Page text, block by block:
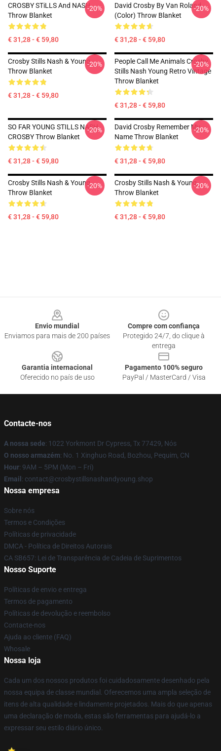
CROSBY STiLLS And NASH
Throw Blanket
€ 31,28 - € 59,80
-20%
David Crosby By Van Roland
(Color) Throw Blanket
€ 31,28 - € 59,80
-20%
Crosby Stills Nash & Young
Throw Blanket
€ 31,28 - € 59,80
-20%
People Call Me Animals Crosby
Stills Nash Young Retro Vintage
Throw Blanket
€ 31,28 - € 59,80
-20%
SO FAR YOUNG STILLS NASH
CROSBY Throw Blanket
€ 31,28 - € 59,80
-20%
David Crosby Remember My
Name Throw Blanket
€ 31,28 - € 59,80
-20%
Crosby Stills Nash & Young
Throw Blanket
€ 31,28 - € 59,80
-20%
Crosby Stills Nash & Young
Throw Blanket
€ 31,28 - € 59,80
-20%
Envio mundial
Enviamos para mais de 200 países
Compre com confiança
Protegido 24/7, do clique à
entrega
Garantia internacional
Oferecido no país de uso
Pagamento 100% seguro
PayPal / MasterCard / Visa
Contacte-nos
A nossa sede: 1022 Yorkmont Dr Cypress, Tx 77429, Nós
O nosso armazém: No. 1 Xinghuo Road, Bozhou, Pequim, CN
Hour: 9AM – 5PM (Mon – Fri)
Email : contact@crosbystillsnashandyoung.shop
Nossa empresa
Sobre nós
Termos e Condições
Políticas de privacidade
DMCA - Política de Direitos Autorais
CA SB657: Lei de Transparência de Cadeia de Suprimentos
Nosso Suporte
Políticas de envio e entrega
Termos de pagamento
Políticas de devolução e reembolso
Contacte-nos
Ajuda ao cliente (FAQ)
Whosale
Nossa loja
Cada um dos nossos produtos foi cuidadosamente desenhado pela
nossa equipa de classe mundial. Oferecemos uma ampla seleção de
itens de alta qualidade e lindamente projetados. Mais do que apenas
uma declaração de moda, estas são ferramentas para ajudá-lo a
expressar seu estilo diário único.